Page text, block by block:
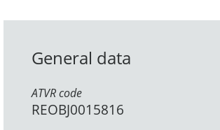
General data
ATVR code
REOBJ0015816